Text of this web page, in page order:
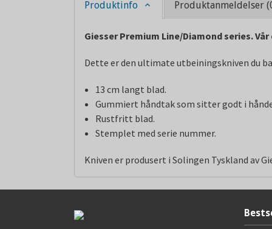
Produktinfo Produktanmeldelser
Giesser Premium Line/Diamond series.
Dette er den ultimate utbeiningskniven du
13 cm langt blad.
Gummiert håndtak som sitter godt i
Rustfritt blad.
Stemplet med serie nummer.
Kniven er produsert i Solingen Tyskland av